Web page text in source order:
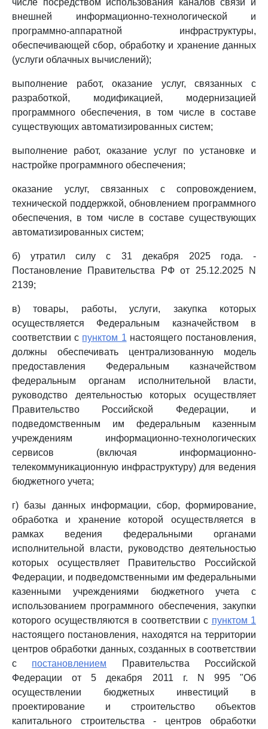
числе посредством использования каналов связи и
внешней информационно-технологической и
программно-аппаратной инфраструктуры,
обеспечивающей сбор, обработку и хранение данных
(услуги облачных вычислений);
выполнение работ, оказание услуг, связанных с
разработкой, модификацией, модернизацией
программного обеспечения, в том числе в составе
существующих автоматизированных систем;
выполнение работ, оказание услуг по установке и
настройке программного обеспечения;
оказание услуг, связанных с сопровождением,
технической поддержкой, обновлением программного
обеспечения, в том числе в составе существующих
автоматизированных систем;
б) утратил силу с 31 декабря 2025 года. -
Постановление Правительства РФ от 25.12.2025 N
2139;
в) товары, работы, услуги, закупка которых
осуществляется Федеральным казначейством в
соответствии с пунктом 1 настоящего постановления,
должны обеспечивать централизованную модель
предоставления Федеральным казначейством
федеральным органам исполнительной власти,
руководство деятельностью которых осуществляет
Правительство Российской Федерации, и
подведомственным им федеральным казенным
учреждениям информационно-технологических
сервисов (включая информационно-
телекоммуникационную инфраструктуру) для ведения
бюджетного учета;
г) базы данных информации, сбор, формирование,
обработка и хранение которой осуществляется в
рамках ведения федеральными органами
исполнительной власти, руководство деятельностью
которых осуществляет Правительство Российской
Федерации, и подведомственными им федеральными
казенными учреждениями бюджетного учета с
использованием программного обеспечения, закупки
которого осуществляются в соответствии с пунктом 1
настоящего постановления, находятся на территории
центров обработки данных, созданных в соответствии
с постановлением Правительства Российской
Федерации от 5 декабря 2011 г. N 995 "Об
осуществлении бюджетных инвестиций в
проектирование и строительство объектов
капитального строительства - центров обработки